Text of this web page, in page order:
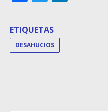
ETIQUETAS
DESAHUCIOS